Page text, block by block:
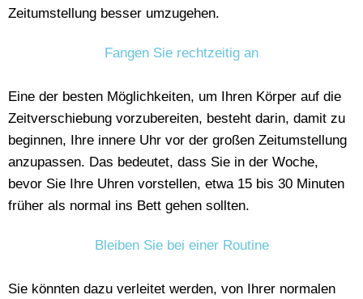
Zeitumstellung besser umzugehen.
Fangen Sie rechtzeitig an
Eine der besten Möglichkeiten, um Ihren Körper auf die
Zeitverschiebung vorzubereiten, besteht darin, damit zu
beginnen, Ihre innere Uhr vor der großen Zeitumstellung
anzupassen. Das bedeutet, dass Sie in der Woche,
bevor Sie Ihre Uhren vorstellen, etwa 15 bis 30 Minuten
früher als normal ins Bett gehen sollten.
Bleiben Sie bei einer Routine
Sie könnten dazu verleitet werden, von Ihrer normalen